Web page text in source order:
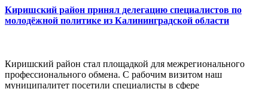
Киришский район принял делегацию специалистов по
молодёжной политике из Калининградской области
Киришский район стал площадкой для межрегионального
профессионального обмена. С рабочим визитом наш
муниципалитет посетили специалисты в сфере